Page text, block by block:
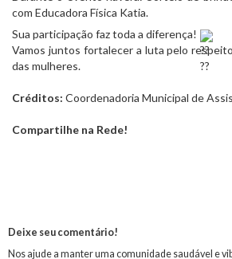
com Educadora Física Katia.
Sua participação faz toda a diferença!
Vamos juntos fortalecer a luta pelo
das mulheres.
Créditos: Coordenadoria Municipal de
Compartilhe na Rede!
Deixe seu comentário!
Nos ajude a manter uma comunidade saudável e